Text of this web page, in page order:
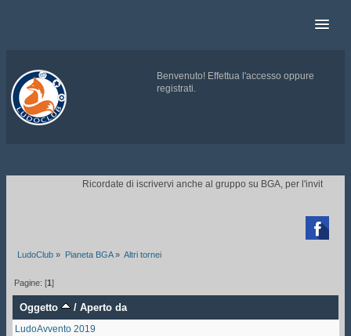
Benvenuto! Effettua l'accesso oppure
registrati.
.
Ricordate di iscrivervi anche al gruppo su BGA, per l'invito ai

LudoClub » Pianeta BGA» Altri tornei
Pagine: [1]
Oggetto /Aperto da
LudoAvvento 2019